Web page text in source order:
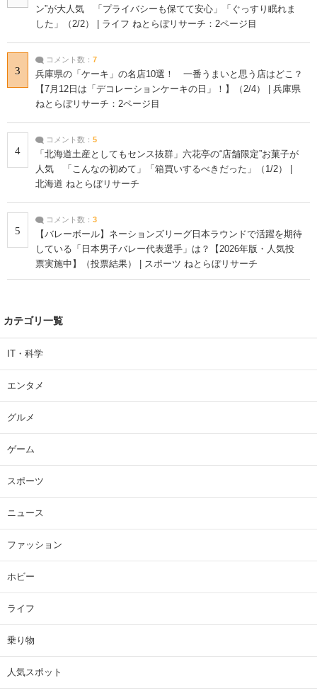
ン”が大人気 「プライバシーも保てて安心」「ぐっすり眠れま
した」（2/2） | ライフ ねとらぼリサーチ：2ページ目
3
コメント数： 7
兵庫県の「ケーキ」の名店10選！ 一番うまいと思う店はどこ？
【7月12日は「デコレーションケーキの日」！】（2/4） | 兵庫県
ねとらぼリサーチ：2ページ目
4
コメント数： 5
「北海道土産としてもセンス抜群」六花亭の“店舗限定”お菓子が
人気 「こんなの初めて」「箱買いするべきだった」（1/2） |
北海道 ねとらぼリサーチ
5
コメント数： 3
【バレーボール】ネーションズリーグ日本ラウンドで活躍を期待
している「日本男子バレー代表選手」は？【2026年版・人気投
票実施中】（投票結果） | スポーツ ねとらぼリサーチ
カテゴリ一覧
IT・科学
エンタメ
グルメ
ゲーム
スポーツ
ニュース
ファッション
ホビー
ライフ
乗り物
人気スポット